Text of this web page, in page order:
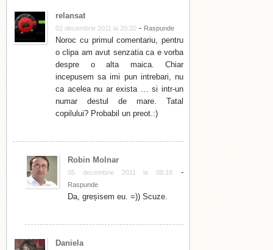
relansat
02 decembrie 2011 la 20:20 - Raspunde
Noroc cu primul comentariu, pentru
o clipa am avut senzatia ca e vorba
despre o alta maica. Chiar
incepusem sa imi pun intrebari, nu
ca acelea nu ar exista … si intr-un
numar destul de mare. Tatal
copilului? Probabil un preot.:)
Robin Molnar
05 decembrie 2011 la 08:18 -
Raspunde
Da, greșisem eu. =)) Scuze.
Daniela